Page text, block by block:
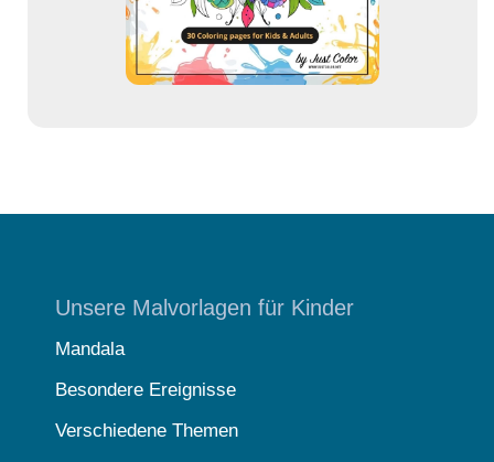
Unsere Malvorlagen für Kinder
Mandala
Besondere Ereignisse
Verschiedene Themen